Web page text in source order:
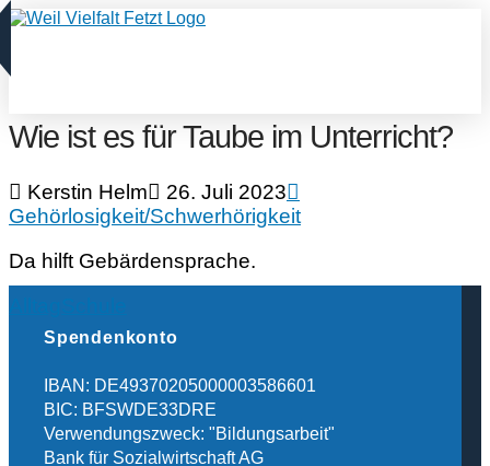
Wie ist es für Taube im Unterricht?
Kerstin Helm
26. Juli 2023
Gehörlosigkeit/Schwerhörigkeit
Da hilft Gebärdensprache.
Spendenkonto
IBAN: DE49370205000003586601
BIC: BFSWDE33DRE
Verwendungszweck: "Bildungsarbeit"
Bank für Sozialwirtschaft AG